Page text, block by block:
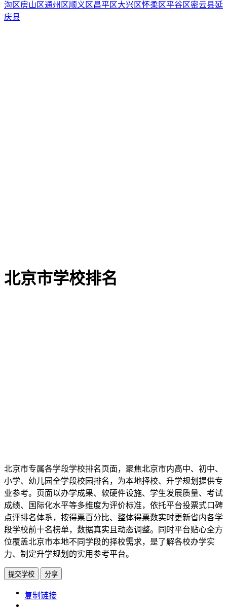
沟区房山区通州区顺义区昌平区大兴区怀柔区平谷区密云县延
庆县
北京市学校排名
北京市专属各学段学校排名页面，聚焦北京市内高中、初中、
小学、幼儿园全学段校园排名，为本地择校、升学规划提供专
业参考。页面以办学成果、软硬件设施、学生发展质量、考试
成绩、国际化水平等多维度为评价标准，依托平台投票式口碑
点评排名体系，按得票百分比、整体得票数实时更新省内各学
段学校前十名榜单，数据真实且动态调整。同时平台贴心全方
位覆盖北京市本地不同学段的择校需求，是了解各校办学实
力、制定升学规划的实用参考平台。
提交学校 分享
https://www.edupk.cn/ct/1
复制链接